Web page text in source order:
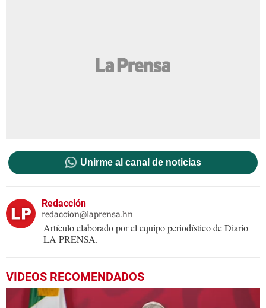
Unirme al canal de noticias
Redacción
redaccion@laprensa.hn
Artículo elaborado por el equipo periodístico de Diario
LA PRENSA.
VIDEOS RECOMENDADOS